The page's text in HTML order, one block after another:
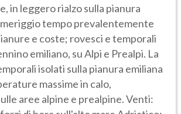
in leggero rialzo sulla pianura
tempo prevalentemente
e coste; rovesci e temporali
emiliano, su Alpi e Prealpi. La
isolati sulla pianura emiliana
massime in calo,
aree alpine e prealpine. Venti: